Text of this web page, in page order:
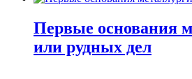
Первые основания
или рудных дел